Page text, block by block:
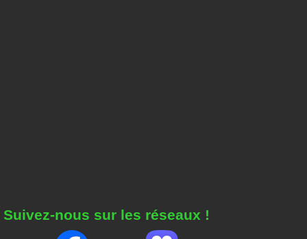
Suivez-nous sur les réseaux !